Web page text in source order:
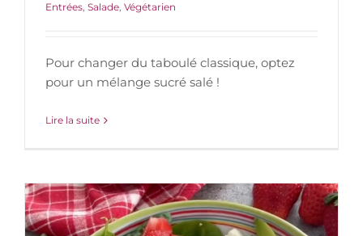
Entrées, Salade, Végétarien
Pour changer du taboulé classique, optez
pour un mélange sucré salé !
Lire la suite